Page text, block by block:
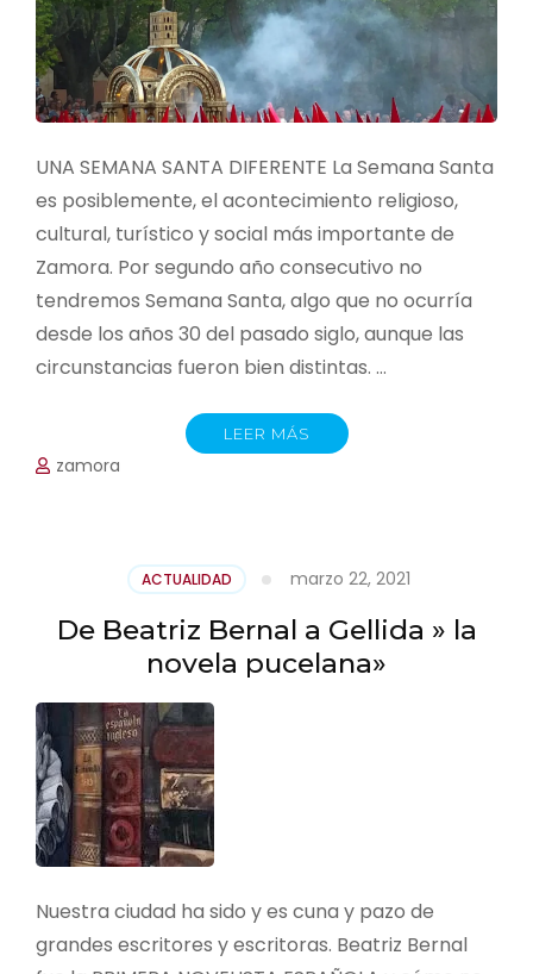
UNA SEMANA SANTA DIFERENTE La Semana Santa
es posiblemente, el acontecimiento religioso,
cultural, turístico y social más importante de
Zamora. Por segundo año consecutivo no
tendremos Semana Santa, algo que no ocurría
desde los años 30 del pasado siglo, aunque las
circunstancias fueron bien distintas. …
LEER MÁS
zamora
ACTUALIDAD marzo 22, 2021
De Beatriz Bernal a Gellida » la
novela pucelana»
Nuestra ciudad ha sido y es cuna y pazo de
grandes escritores y escritoras. Beatriz Bernal